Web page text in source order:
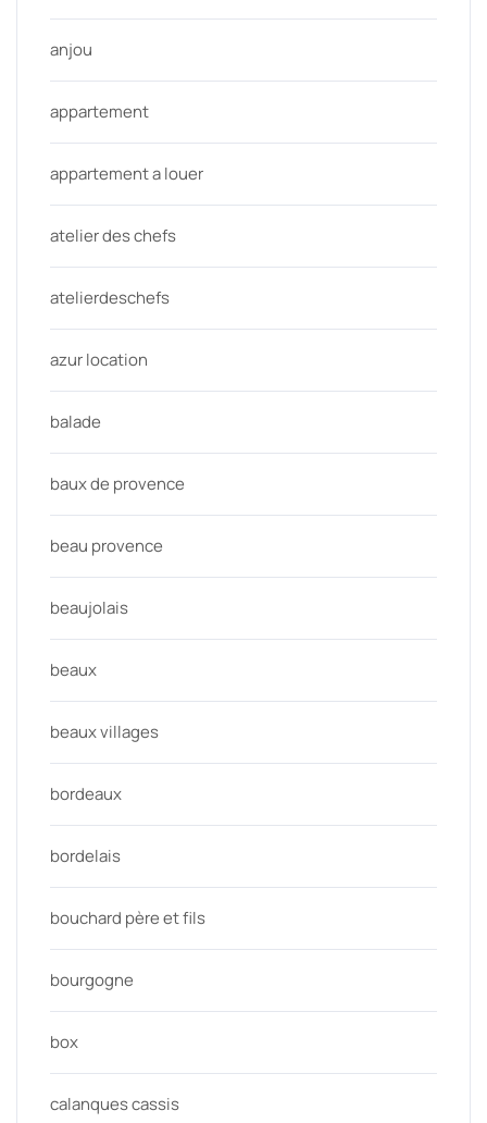
anjou
appartement
appartement a louer
atelier des chefs
atelierdeschefs
azur location
balade
baux de provence
beau provence
beaujolais
beaux
beaux villages
bordeaux
bordelais
bouchard père et fils
bourgogne
box
calanques cassis